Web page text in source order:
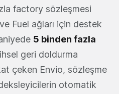
factory sözleşmesi
Fuel ağları için destek
5 binden fazla
geri doldurma
çeken Envio, sözleşme
otomatik